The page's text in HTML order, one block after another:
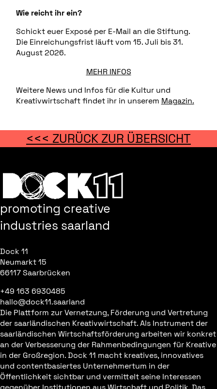
Wie reicht ihr ein?
Schickt euer Exposé per E-Mail an die Stiftung.
Die Einreichungsfrist läuft vom 15. Juli bis 31.
August 2026.
MEHR INFOS
Weitere News und Infos für die Kultur und
Kreativwirtschaft findet ihr in unserem Magazin.
<<< ZURÜCK ZUR ÜBERSICHT
promoting creative
industries saarland
Dock 11
Neumarkt 15
66117 Saarbrücken
+49 163 6930485
hallo@dock11.saarland
Die Plattform zur Vernetzung, Förderung und Vertretung
der saarländischen Kreativwirtschaft. Als Instrument der
saarländischen Wirtschaftsförderung arbeiten wir konkret
an der Verbesserung der Rahmenbedingungen für Kreative
in der Großregion. Dock 11 macht kreatives, innovatives
und contentbasiertes Unternehmertum in der
Öffentlichkeit sichtbar und vermittelt seine Interessen